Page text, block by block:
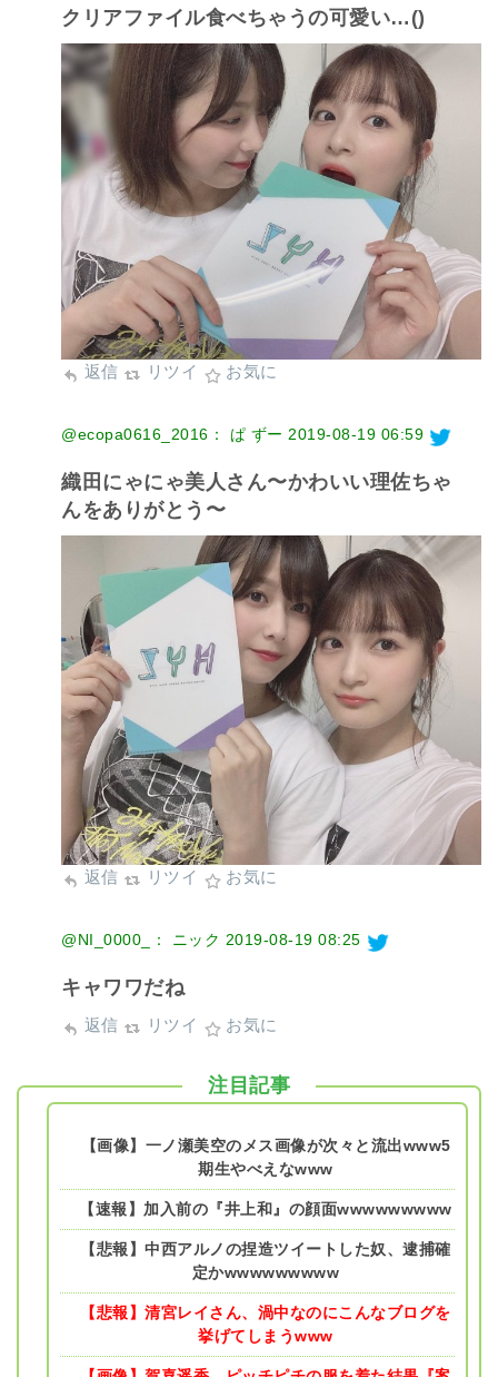
クリアファイル食べちゃうの可愛い…()
返信 リツイ お気に
@ecopa0616_2016： ぱ ずー 2019-08-19 06:59
織田にゃにゃ美人さん〜かわいい理佐ちゃ
んをありがとう〜
返信 リツイ お気に
@NI_0000_： ニック 2019-08-19 08:25
キャワワだね
返信 リツイ お気に
注目記事
【画像】一ノ瀬美空のメス画像が次々と流出www5
期生やべえなwww
【速報】加入前の『井上和』の顔面wwwwwwwww
【悲報】中西アルノの捏造ツイートした奴、逮捕確
定かwwwwwwwww
【悲報】清宮レイさん、渦中なのにこんなブログを
挙げてしまうwww